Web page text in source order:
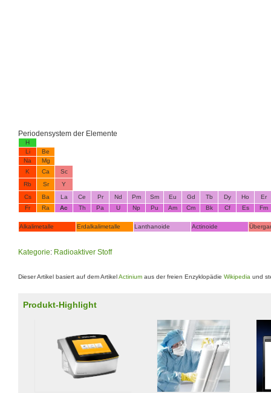
Periodensystem der Elemente
H
Li
Be
Na
Mg
K
Ca
Sc
Rb
Sr
Y
Cs
Ba La Ce Pr Nd Pm Sm Eu Gd Tb Dy Ho
Er
Fr
Ra Ac Th Pa U Np Pu Am Cm Bk Cf Es Fm
Alkalimetalle Erdalkalimetalle Lanthanoide Actinoide
Kategorie: Radioaktiver Stoff
Dieser Artikel basiert auf dem ArtikelActinium aus der freien Enzyklopädie Wikipedia und
Produkt-Highlight